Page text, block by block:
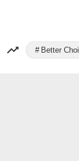
Better